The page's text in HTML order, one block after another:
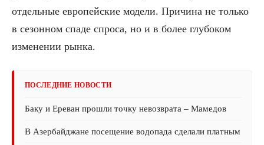
отдельные европейские модели. Причина не только
в сезонном спаде спроса, но и в более глубоком
изменении рынка.
ПОСЛЕДНИЕ НОВОСТИ
Баку и Ереван прошли точку невозврата – Мамедов
В Азербайджане посещение водопада сделали платным